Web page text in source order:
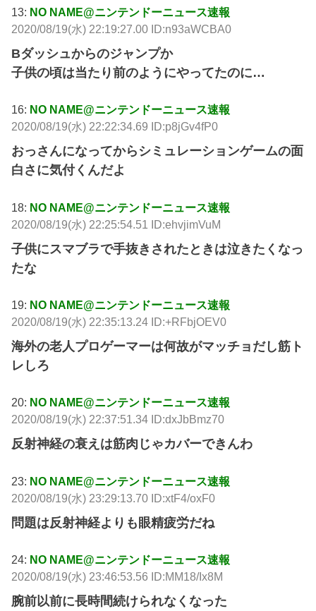
13: NO NAME@ニンテンドーニュース速報
2020/08/19(水) 22:19:27.00 ID:n93aWCBA0
Bダッシュからのジャンプか
子供の頃は当たり前のようにやってたのに…
16: NO NAME@ニンテンドーニュース速報
2020/08/19(水) 22:22:34.69 ID:p8jGv4fP0
おっさんになってからシミュレーションゲームの面
白さに気付くんだよ
18: NO NAME@ニンテンドーニュース速報
2020/08/19(水) 22:25:54.51 ID:ehvjimVuM
子供にスマブラで手抜きされたときは泣きたくなっ
たな
19: NO NAME@ニンテンドーニュース速報
2020/08/19(水) 22:35:13.24 ID:+RFbjOEV0
海外の老人プロゲーマーは何故がマッチョだし筋ト
レしろ
20: NO NAME@ニンテンドーニュース速報
2020/08/19(水) 22:37:51.34 ID:dxJbBmz70
反射神経の衰えは筋肉じゃカバーできんわ
23: NO NAME@ニンテンドーニュース速報
2020/08/19(水) 23:29:13.70 ID:xtF4/oxF0
問題は反射神経よりも眼精疲労だね
24: NO NAME@ニンテンドーニュース速報
2020/08/19(水) 23:46:53.56 ID:MM18/Ix8M
腕前以前に長時間続けられなくなった